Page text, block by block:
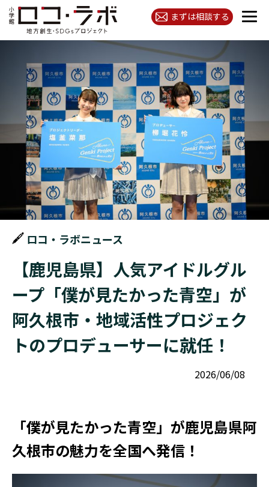
まずは相談する
ロコ・ラボニュース
【鹿児島県】人気アイドルグル
ープ「僕が見たかった青空」が
阿久根市・地域活性プロジェク
トのプロデューサーに就任！
2026/06/08
「僕が見たかった青空」が鹿児島県阿
久根市の魅力を全国へ発信！